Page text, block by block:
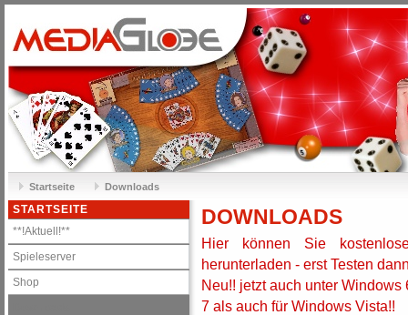
Startseite Downloads
STARTSEITE
**!Aktuell!**
Spieleserver
Shop
DOWNLOADS
Hier können Sie
herunterladen - erst Testen
Neu!! jetzt auch unter
7 als auch für Windows Vista!!